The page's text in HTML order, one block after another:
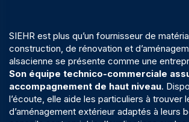
SIEHR est plus qu’un fournisseur de
construction, de rénovation et
alsacienne se présente comme une
Son équipe technico-commerciale
accompagnement de haut niveau.
l’écoute, elle aide les particuliers à trouver
d’aménagement extérieur adaptés à leurs